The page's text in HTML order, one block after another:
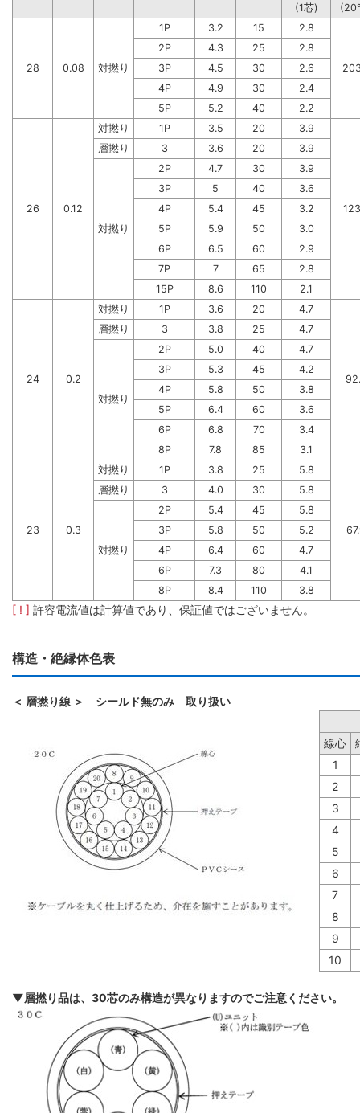
(1芯)
28 0.08 対撚り
1P 3.2 15 2.8
2P 4.3 25
2.8
3P
4.5 30
2.6
4P
4.9 30
2.4
5P
5.2 40 2.2
26 0.12
対撚り 1P 3.5 20 3.9
層撚り 3 3.6 20 3.9
対撚り
2P 4.7 30
3.9
3P
5 40
3.6
4P
5.4 45
3.2
5P
5.9 50
3.0
6P
6.5 60
2.9
7P
7 65
2.8
15P
8.6 110 2.1
24 0.2
対撚り 1P 3.6 20 4.7
層撚り 3 3.8 25 4.7
対撚り
2P 5.0 40
4.7
3P
5.3 45
4.2
4P
5.8 50
3.8
5P
6.4 60
3.6
6P
6.8 70
3.4
8P
7.8 85 3.1
23 0.3
対撚り 1P 3.8 25 5.8
層撚り 3 4.0 30 5.8
対撚り
2P 5.4 45
5.8
3P
5.8 50
5.2
4P
6.4 60
4.7
6P
7.3 80
4.1
8P
8.4 110 3.8
[ ! ] 許容電流値は計算値であり、保証値ではございません。
構造・絶縁体色表
＜ 層撚り線 ＞ シールド無のみ 取り扱い
線心
1
2
3
4
5
6
7
8
9
10
▼層撚り品は、30芯のみ構造が異なりますのでご注意ください。